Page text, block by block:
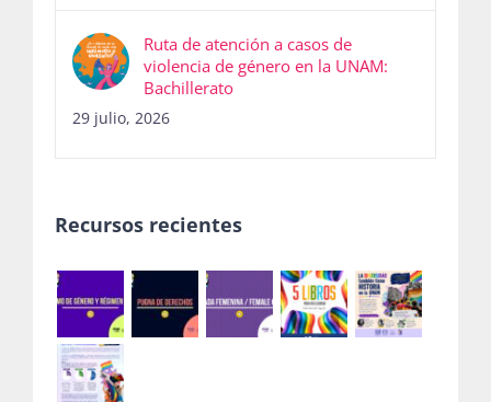
Ruta de atención a casos de
violencia de género en la UNAM:
Bachillerato
29 julio, 2026
Recursos recientes